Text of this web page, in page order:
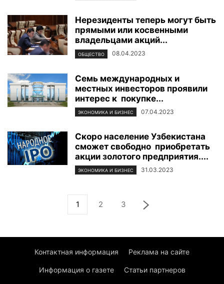
Нерезиденты теперь могут быть
прямыми или косвенными
владельцами акций...
ОБЩЕСТВО 08.04.2023
Семь международных и
местных инвесторов проявили
интерес к покупке...
ЭКОНОМИКА И БИЗНЕС 07.04.2023
Скоро население Узбекистана
сможет свободно приобретать
акции золотого предприятия....
ЭКОНОМИКА И БИЗНЕС 31.03.2023
1 2 3
Контактная информация Реклама на сайте
Информация о газете Статьи партнеров